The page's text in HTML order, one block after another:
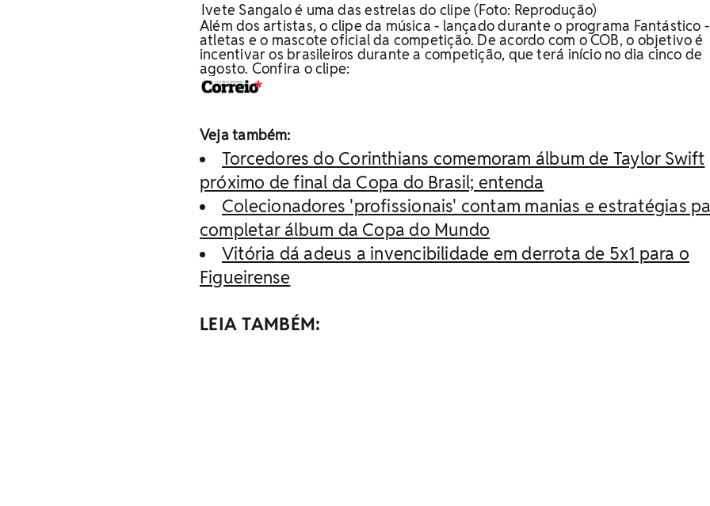
Ivete Sangalo é uma das estrelas do clipe (Foto: Reprodução)
Além dos artistas, o clipe da música - lançado durante o programa Fantástico
atletas e o mascote oficial da competição. De acordo com o COB, o objetivo é
incentivar os brasileiros durante a competição, que terá início no dia cinco de
agosto. Confira o clipe:
Veja também:
Torcedores do Corinthians comemoram álbum de Taylor Swift
próximo de final da Copa do Brasil; entenda
Colecionadores 'profissionais' contam manias e estratégias
completar álbum da Copa do Mundo
Vitória dá adeus a invencibilidade em derrota de 5x1 para o
Figueirense
LEIA TAMBÉM: